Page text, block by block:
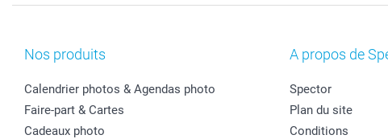
Nos produits
Calendrier photos & Agendas photo
Faire-part & Cartes
Cadeaux photo
A propos de
Spector
Plan du site
Conditions